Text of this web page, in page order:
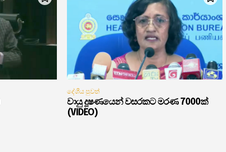
දේශීය පුවත්
වායු දූෂණයෙන් වසරකට මරණ 7000ක්
(VIDEO)